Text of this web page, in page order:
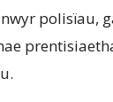
polisïau,